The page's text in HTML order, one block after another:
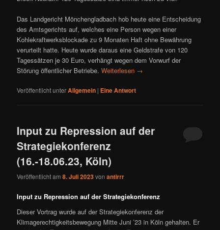
Das Landgericht Mönchengladbach hob heute eine Entscheidung
des Amtsgerichts auf, welches eine Person wegen einer
Kohlekraftwerksblockade zu 9 Monaten Haft ohne Bewährung
verurteilt hatte. Heute wurde daraus eine Geldstrafe von 120
Tagessätzen je 30 Euro, verhängt wegen dem Vorwurf der
Störung öffentlicher Betriebe.Weiterlesen →
Veröffentlicht unterAllgemein | EineAntwort
Input zu Repression auf der
Strategiekonferenz
(16.-18.06.23, Köln)
Veröffentlicht am8. Juli 2023vonantirrr
Input zu Repression auf der Strategiekonferenz
Dieser Vortrag wurde auf der Strategiekonferenz der
Klimagerechtigkeitsbewegung Mitte Juni ’23 in Köln gehalten. Er